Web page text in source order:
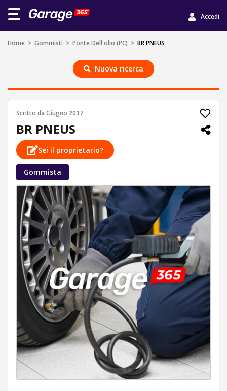
Accedi
Home > Gommisti > Ponte Dell'olio (PC) > BR PNEUS
Nuova ricerca
Scritto da Giugno 2017
BR PNEUS
Sei il proprietario?
Gommista